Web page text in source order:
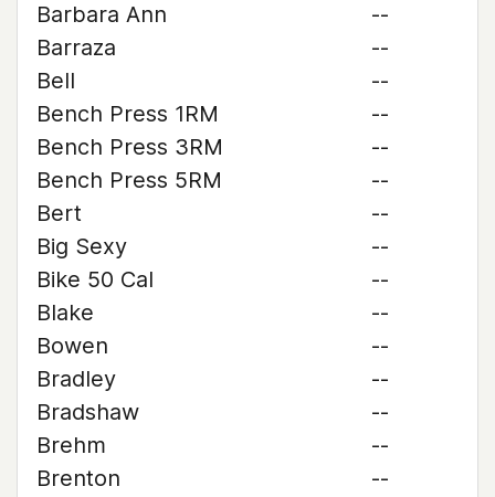
Barbara Ann
--
Barraza
--
Bell
--
Bench Press 1RM
--
Bench Press 3RM
--
Bench Press 5RM
--
Bert
--
Big Sexy
--
Bike 50 Cal
--
Blake
--
Bowen
--
Bradley
--
Bradshaw
--
Brehm
--
Brenton
--